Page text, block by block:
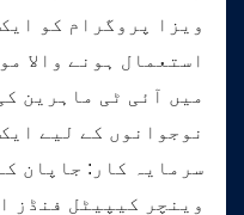
ویزا پروگرام کو
استعمال ہونے والا
میں آئی ٹی ماہرین
نوجوانوں کے لیے
سرمایہ کار: جاپان
وینچر کیپیٹل فنڈز